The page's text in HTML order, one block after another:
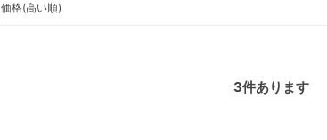
価格(高い順)
3件あります